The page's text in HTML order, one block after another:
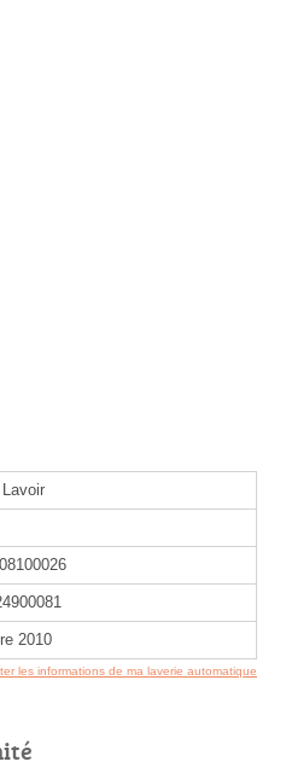
2010
les informations de ma laverie automatique